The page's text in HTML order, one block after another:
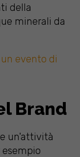
della
minerali da
evento di
Brand
un'attività
esempio